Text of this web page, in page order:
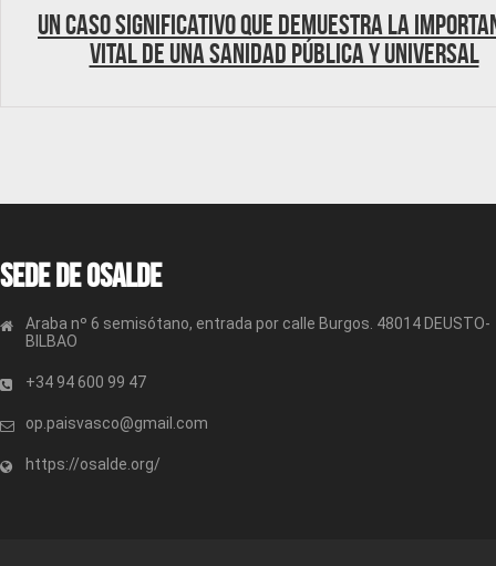
Un caso significativo que demuestra la
vital de una Sanidad Pública y Universal
Sede de OSALDE
Araba nº 6 semisótano, entrada por calle Burgos. 48014 DEUSTO-
BILBAO
+34 94 600 99 47
op.paisvasco@gmail.com
https://osalde.org/